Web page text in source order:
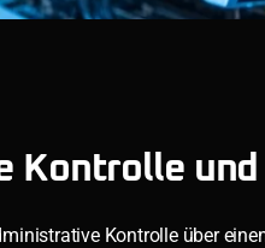
Kontrolle
Kontrolle über